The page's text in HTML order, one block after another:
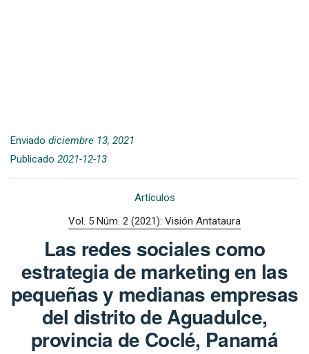
Enviado diciembre 13, 2021
Publicado 2021-12-13
Artículos
Vol. 5 Núm. 2 (2021): Visión Antataura
Las redes sociales como
estrategia de marketing en las
pequeñas y medianas empresas
del distrito de Aguadulce,
provincia de Coclé, Panamá